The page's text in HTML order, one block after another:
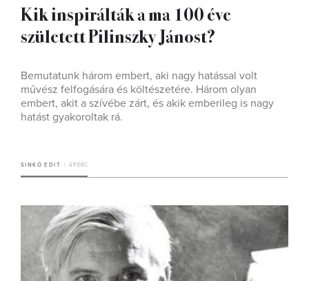
Kik inspirálták a ma 100 éve
született Pilinszky Jánost?
Bemutatunk három embert, aki nagy hatással volt
művész felfogására és költészetére. Három olyan
embert, akit a szívébe zárt, és akik emberileg is nagy
hatást gyakoroltak rá.
SINKÓ EDIT 4 PERC